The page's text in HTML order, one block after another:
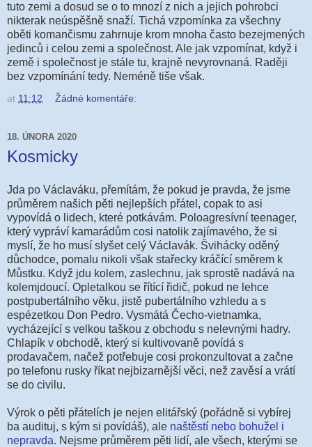
tuto zemi a dosud se o to mnozí z nich a jejich pohrobci
nikterak neúspěšně snaží. Tichá vzpomínka za všechny
oběti komančismu zahrnuje krom mnoha často bezejmených
jedinců i celou zemi a společnost. Ale jak vzpomínat, když i
země i společnost je stále tu, krajně nevyrovnaná. Raději
bez vzpomínání tedy. Neméně tiše však.
at 11:12 Žádné komentáře:
18. ÚNORA 2020
Kosmicky
Jda po Václaváku, přemítám, že pokud je pravda, že jsme
průměrem našich pěti nejlepších přátel, copak to asi
vypovídá o lidech, které potkávám. Poloagresívní teenager,
který vypráví kamarádům cosi natolik zajímavého, že si
myslí, že ho musí slyšet celý Václavák. Švihácky oděný
důchodce, pomalu nikoli však stařecky kráčící směrem k
Můstku. Když jdu kolem, zaslechnu, jak sprostě nadává na
kolemjdoucí. Opletalkou se řítící řidič, pokud ne lehce
postpubertálního věku, jistě pubertálního vzhledu a s
espézetkou Don Pedro. Vysmátá Čecho-vietnamka,
vycházející s velkou taškou z obchodu s nelevnými hadry.
Chlapík v obchodě, který si kultivovaně povídá s
prodavačem, načež potřebuje cosi prokonzultovat a začne
po telefonu rusky říkat nejbizarnější věci, než zavěsí a vrátí
se do civilu.
Výrok o pěti přátelích je nejen elitářský (pořádně si vybírej
ba audituj, s kým si povídáš), ale naštěstí nebo bohužel i
nepravda. Nejsme průměrem pěti lidí, ale všech, kterými se